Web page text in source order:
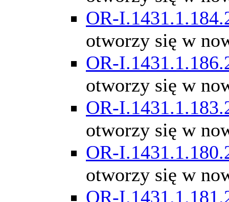
OR-
otworzy się w
OR-
otworzy się w
OR-
otworzy się w
OR-
otworzy się w
OR-